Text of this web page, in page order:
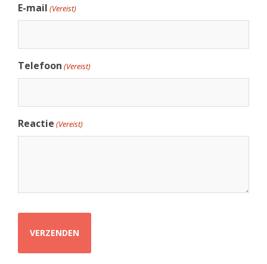
E-mail (Vereist)
Telefoon (Vereist)
Reactie (Vereist)